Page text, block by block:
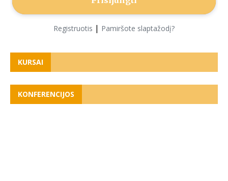
Registruotis | Pamiršote slaptažodį?
KURSAI
KONFERENCIJOS